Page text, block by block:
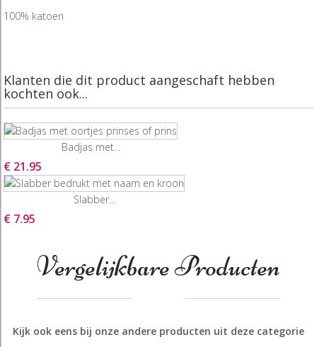
100% katoen
Klanten die dit product aangeschaft hebben
kochten ook...
Badjas met...
€ 21.95
Slabber...
€ 7.95
Vergelijkbare Producten
Kijk ook eens bij onze andere producten uit deze categorie